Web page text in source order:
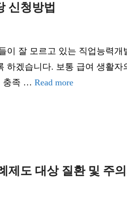
신청방법
이 잘 모르고 있는 직업능력개
하겠습니다. 보통 급여 생활자
충족 … Read more
제도 대상 질환 및 주